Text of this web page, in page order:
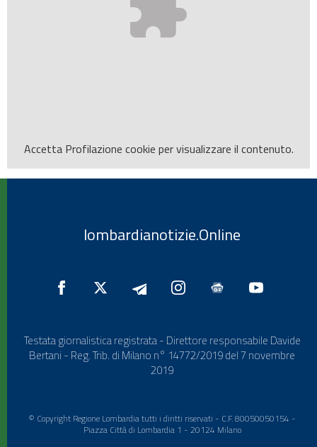
Accetta Profilazione cookie per visualizzare il contenuto.
lombardianotizie.Online
Testata giornalistica registrata - Direttore responsabile Davide
Bertani - Reg. Trib. di Milano n° 14772/2019 del 7 novembre
2019
© Copyright Regione Lombardia tutti i diritti riservati - C.F. 80050050154 -
Piazza Città di Lombardia 1 - 20124 Milano